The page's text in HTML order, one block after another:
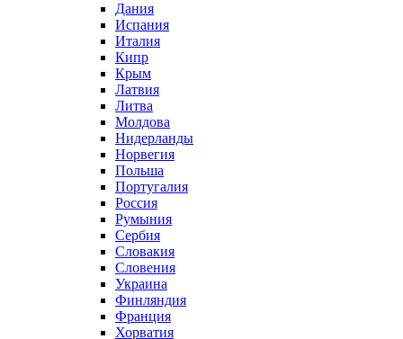
Дания
Испания
Италия
Кипр
Крым
Латвия
Литва
Молдова
Нидерланды
Норвегия
Польша
Португалия
Россия
Румыния
Сербия
Словакия
Словения
Украина
Финляндия
Франция
Хорватия